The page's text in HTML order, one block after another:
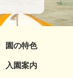
園の特色
入園案内